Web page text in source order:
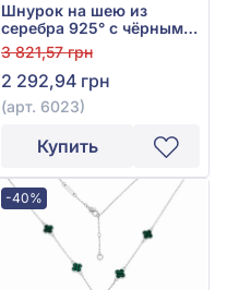
Шнурок на шею из
серебра 925° с чёрным
шёлком, арт. 6023
3 821,57 грн
2 292,94 грн
(арт. 6023)
Купить
-40%